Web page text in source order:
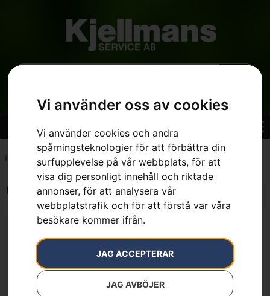
Vi använder oss av cookies
Vi använder cookies och andra
spårningsteknologier för att förbättra din
surfupplevelse på vår webbplats, för att
visa dig personligt innehåll och riktade
annonser, för att analysera vår
webbplatstrafik och för att förstå var våra
besökare kommer ifrån.
JAG ACCEPTERAR
JAG AVBÖJER
Hem
Endast ett sökresultat